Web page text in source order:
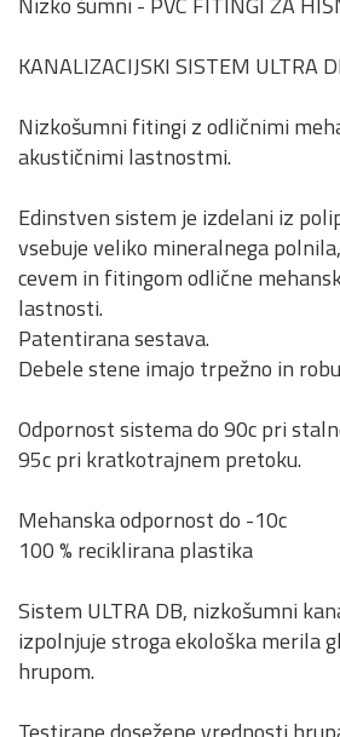
KANALIZACIJSKI SISTEM ULTRA
Nizkošumni fitingi z odličnimi
akustičnimi lastnostmi.
Edinstven sistem je izdelani iz
vsebuje veliko mineralnega
cevem in fitingom odlične
lastnosti.
Patentirana sestava.
Debele stene imajo trpežno in
Odpornost sistema do 90c pri
95c pri kratkotrajnem pretoku.
Mehanska odpornost do -10c
100 % reciklirana plastika
Sistem ULTRA DB, nizkošumni
izpolnjuje stroga ekološka merila
hrupom.